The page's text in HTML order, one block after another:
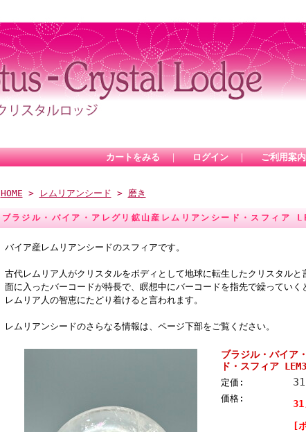
カートをみる ｜ ログイン ｜ ご利用案内
HOME > レムリアンシード > 磨き
ブラジル・バイア・アレグリ鉱山産レムリアンシード・スフィア
バイア産レムリアンシードのスフィアです。
古代レムリア人がクリスタルをボディとして地球に転生したクリスタルと
面に入ったバーコードが特長で、瞑想中にバーコードを指先で繰っていく
レムリア人の智恵にたどり着けると言われます。
レムリアンシードのさらなる情報は、ページ下部をご覧ください。
ブラジル・バイア
ド・スフィア
定価:
価格:
[